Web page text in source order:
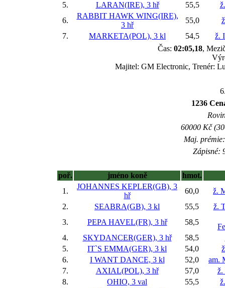
5.
LARAN(IRE), 3 hř 55,5
6.
RABBIT HAWK WING(IRE),
3 hř
55,0
7.
MARKETA(POL), 3 kl 54,5
ž.
Čas: 02:05,18,
Majitel: GM Electronic, Trenér:
1236
60000 Kč
Maj.
Zápisné:
poř. jméno koně
hmot.
1.
JOHANNES KEPLER(GB), 3
hř
60,0
ž.
2.
SEABRA(GB), 3 kl 55,5
ž.
3.
PEPA HAVEL(FR), 3 hř 58,5
4.
SKYDANCER(GER), 3 hř 58,5
5.
IT`S EMMA(GER), 3 kl 54,0
6.
I WANT DANCE, 3 kl 52,0
am.
7.
AXIAL(POL), 3 hř 57,0
ž.
8.
OHIO, 3 val 55,5